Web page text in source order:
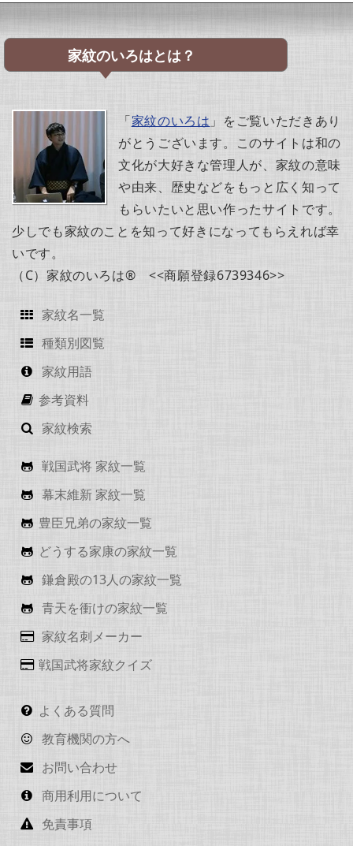
家紋のいろはとは？
「家紋のいろは 」をご覧いただきあり
がとうございます。このサイトは和の
文化が大好きな管理人が、家紋の意味
や由来、歴史などをもっと広く知って
もらいたいと思い作ったサイトです。
少しでも家紋のことを知って好きになってもらえれば幸
いです。
（C）家紋のいろは® <<商願登録6739346>>
家紋名一覧
種類別図覧
家紋用語
参考資料
家紋検索
戦国武将 家紋一覧
幕末維新 家紋一覧
豊臣兄弟の家紋一覧
どうする家康の家紋一覧
鎌倉殿の13人の家紋一覧
青天を衝けの家紋一覧
家紋名刺メーカー
戦国武将家紋クイズ
よくある質問
教育機関の方へ
お問い合わせ
商用利用について
免責事項